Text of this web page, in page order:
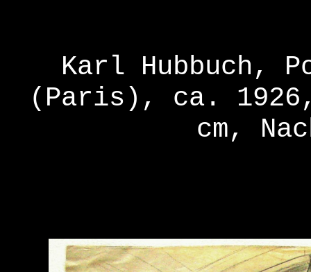
Karl Hubbuch,
(Paris), ca.
cm,